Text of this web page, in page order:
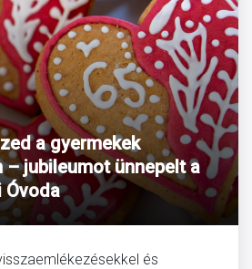
a gyermekek
– jubileumot ünnepelt a
Óvoda
és